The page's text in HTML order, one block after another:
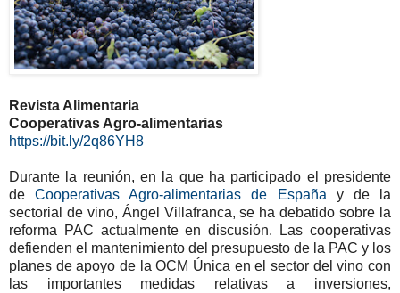
Revista Alimentaria
Cooperativas Agro-alimentarias
https://bit.ly/2q86YH8
Durante la reunión, en la que ha participado el presidente
deCooperativas Agro-alimentarias de España y de la
sectorial de vino, Ángel Villafranca, se ha debatido sobre la
reforma PAC actualmente en discusión. Las cooperativas
defienden el mantenimiento del presupuesto de la PAC y los
planes de apoyo de la OCM Única en el sector del vino con
las importantes medidas relativas a inversiones,